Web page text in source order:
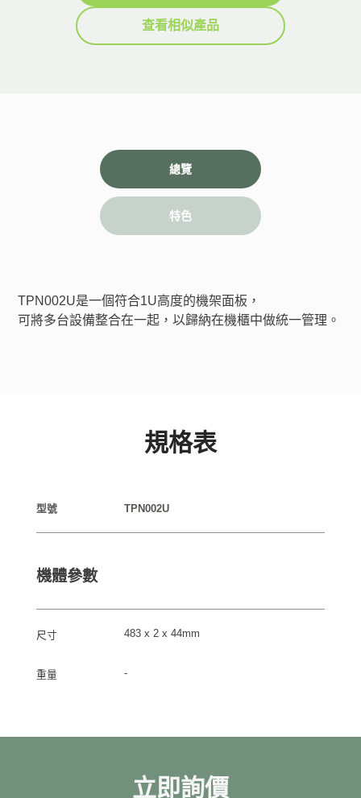
查看相似產品
總覽
特色
TPN002U是一個符合1U高度的機架面板，
可將多台設備整合在一起，以歸納在機櫃中做統一管理。
規格表
型號 TPN002U
機體參數
尺寸 483 x 2 x 44mm
重量 -
立即詢價